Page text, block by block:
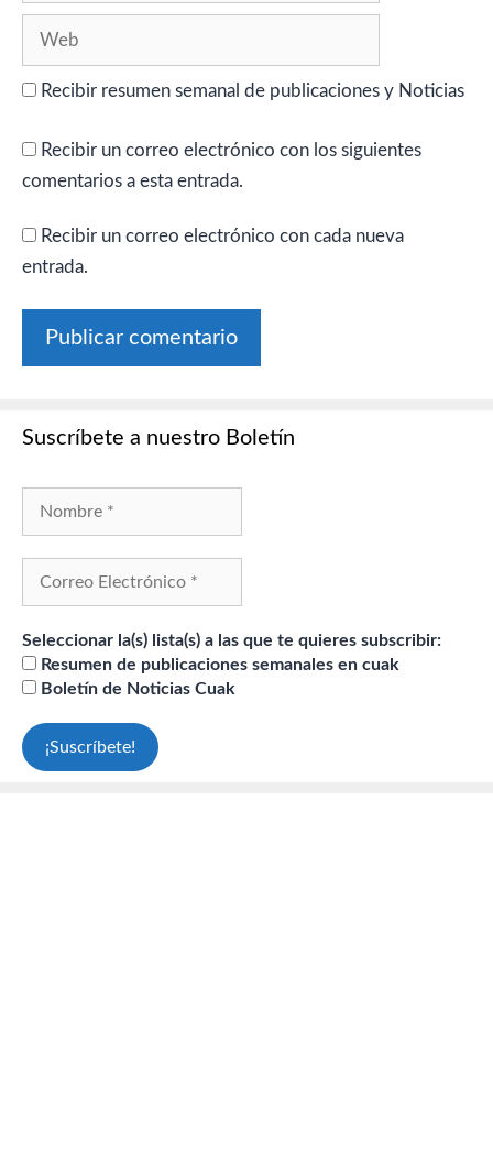
Web
Recibir resumen semanal de publicaciones y Noticias
Recibir un correo electrónico con los siguientes
comentarios a esta entrada.
Recibir un correo electrónico con cada nueva
entrada.
Suscríbete a nuestro Boletín
Seleccionar la(s) lista(s) a las que te quieres subscribir:
Resumen de publicaciones semanales en cuak
Boletín de Noticias Cuak